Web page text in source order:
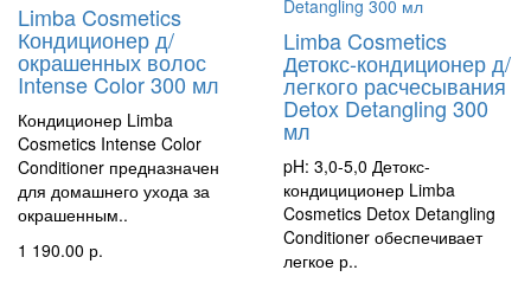
Limba Cosmetics
Кондиционер д/
окрашенных волос
Intense Color 300 мл
Кондиционер Limba
Cosmetics Intense Color
Conditioner предназначен
для домашнего ухода за
окрашенным..
1 190.00 р.
Limba Cosmetics
Детокс-кондиционер д/
легкого расчесывания
Detox Detangling 300
мл
pH: 3,0-5,0 Детокс-
кондициционер Limba
Cosmetics Detox Detangling
Conditioner обеспечивает
легкое р..